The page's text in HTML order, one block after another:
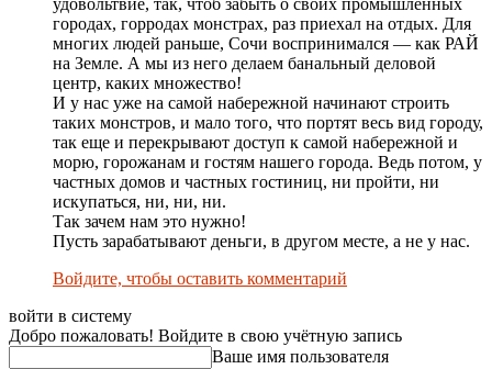
удовольтвие, так, чтоб забыть о своих промышленных
городах, горродах монстрах, раз приехал на отдых. Для
многих людей раньше, Сочи воспринимался — как РАЙ
на Земле. А мы из него делаем банальный деловой
центр, каких множество!
И у нас уже на самой набережной начинают строить
таких монстров, и мало того, что портят весь вид городу,
так еще и перекрывают доступ к самой набережной и
морю, горожанам и гостям нашего города. Ведь потом, у
частных домов и частных гостиниц, ни пройти, ни
искупаться, ни, ни, ни.
Так зачем нам это нужно!
Пусть зарабатывают деньги, в другом месте, а не у нас.
Войдите, чтобы оставить комментарий
войти в систему
Добро пожаловать! Войдите в свою учётную запись
Ваше имя пользователя